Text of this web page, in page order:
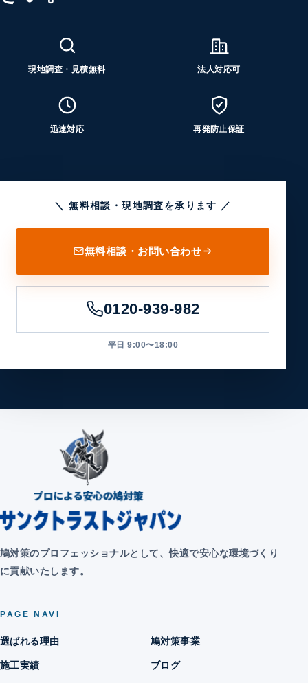
現地調査・見積無料 法人対応可
迅速対応 再発防止保証
＼ 無料相談・現地調査を承ります ／
無料相談・お問い合わせ
0120-939-982
平日 9:00〜18:00
鳩対策のプロフェッショナルとして、快適で安心な環境づくり
に貢献いたします。
PAGE NAVI
選ばれる理由 鳩対策事業
施工実績 ブログ